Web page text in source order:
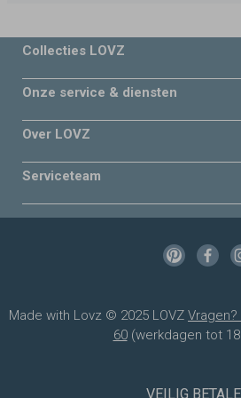
Collecties LOVZ
Onze service & diensten
Over LOVZ
Serviceteam
Made with Lovz © 2025 LOVZ Vragen?
60(werkdagen tot
VEILIG